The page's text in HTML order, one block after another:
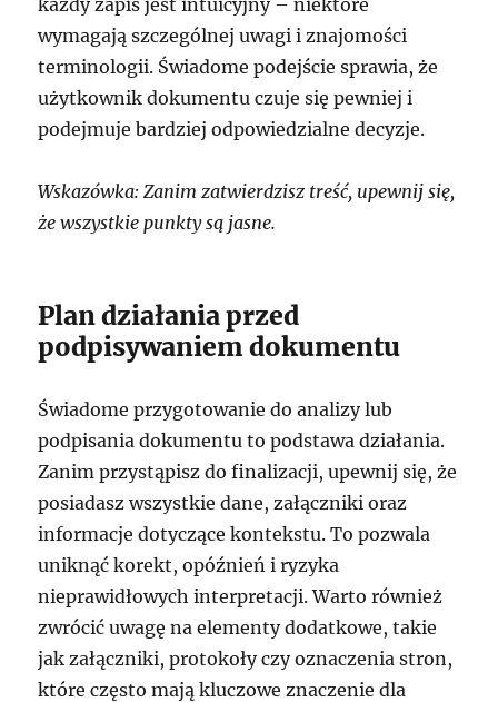
wymagają szczególnej uwagi i znajomości
terminologii. Świadome podejście sprawia, że
użytkownik dokumentu czuje się pewniej i
podejmuje bardziej odpowiedzialne decyzje.
Wskazówka: Zanim zatwierdzisz treść, upewnij się,
że wszystkie punkty są jasne.
Plan działania przed
podpisywaniem dokumentu
Świadome przygotowanie do analizy lub
podpisania dokumentu to podstawa działania.
Zanim przystąpisz do finalizacji, upewnij się, że
posiadasz wszystkie dane, załączniki oraz
informacje dotyczące kontekstu. To pozwala
uniknąć korekt, opóźnień i ryzyka
nieprawidłowych interpretacji. Warto również
zwrócić uwagę na elementy dodatkowe, takie
jak załączniki, protokoły czy oznaczenia stron,
które często mają kluczowe znaczenie dla